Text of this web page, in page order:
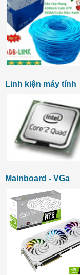
Linh kiện máy tính
Mainboard - VGa